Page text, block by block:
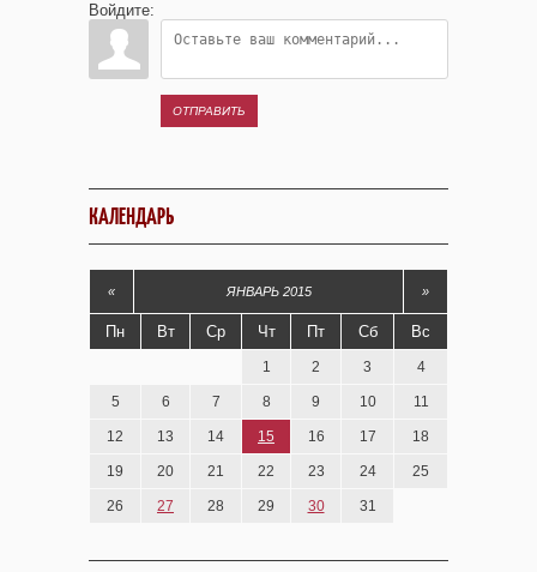
Войдите:
ОТПРАВИТЬ
КАЛЕНДАРЬ
« ЯНВАРЬ 2015 »
Пн Вт Ср Чт Пт Сб Вс
1 2 3 4
5 6 7 8 9 10 11
12 13 14 15 16 17 18
19 20 21 22 23 24 25
26 27 28 29 30 31